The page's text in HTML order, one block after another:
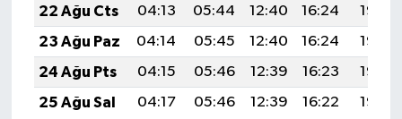
22 Ağu Cts
04:13 05:44 12:40 16:24
19:26
23 Ağu Paz
04:14 05:45 12:40 16:24
19:25
24 Ağu Pts
04:15 05:46 12:39 16:23
19:23
25 Ağu Sal
04:17 05:46 12:39 16:22 19:22